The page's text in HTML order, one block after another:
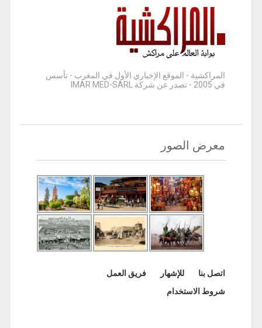
المراكشية - الموقع الإخباري الأول في المغرب - تأسس
في 2005 - تصدر عن شركة IMAR MED-SARL
معرض الصور
اتصل بنا للإشهار
فريق العمل
شروط الاستخدام